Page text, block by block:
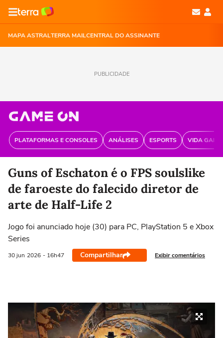
MAPA ASTRALTERRA MAILCENTRAL DO ASSINANTE
PUBLICIDADE
PLATAFORMAS E CONSOLES ANÁLISES ESPORTS VIDA
Guns of Eschaton é o FPS soulslike
de faroeste do falecido diretor de
arte de Half-Life 2
Jogo foi anunciado hoje (30) para PC, PlayStation 5 e Xbox
Series
30 jun 2026 - 16h47 Compartilhar Exibir comentários